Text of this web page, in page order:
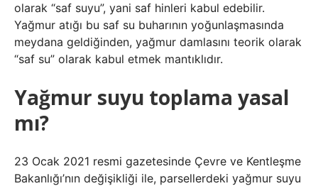
olarak “saf suyu”, yani saf hinleri kabul edebilir.
Yağmur atığı bu saf su buharının yoğunlaşmasında
meydana geldiğinden, yağmur damlasını teorik olarak
“saf su” olarak kabul etmek mantıklıdır.
Yağmur suyu toplama yasal
mı?
23 Ocak 2021 resmi gazetesinde Çevre ve Kentleşme
Bakanlığı’nın değişikliği ile, parsellerdeki yağmur suyu